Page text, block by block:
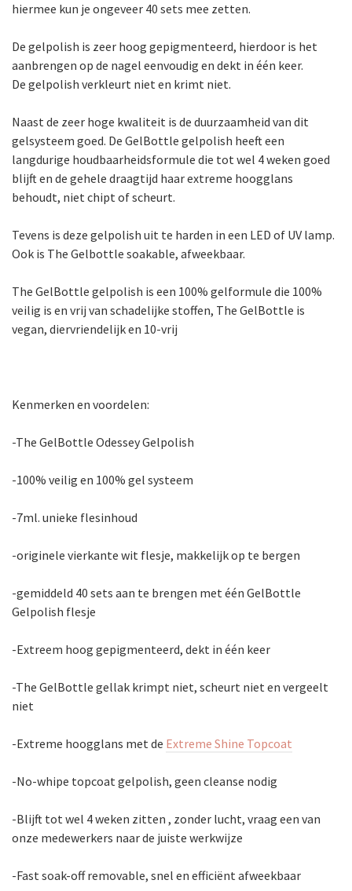
hiermee kun je ongeveer 40 sets mee zetten.
De gelpolish is zeer hoog gepigmenteerd, hierdoor is het
aanbrengen op de nagel eenvoudig en dekt in één keer.
De gelpolish verkleurt niet en krimt niet.
Naast de zeer hoge kwaliteit is de duurzaamheid van dit
gelsysteem goed. De GelBottle gelpolish heeft een
langdurige houdbaarheidsformule die tot wel 4 weken goed
blijft en de gehele draagtijd haar extreme hoogglans
behoudt, niet chipt of scheurt.
Tevens is deze gelpolish uit te harden in een LED of UV lamp.
Ook is The Gelbottle soakable, afweekbaar.
The GelBottle gelpolish is een 100% gelformule die 100%
veilig is en vrij van schadelijke stoffen, The GelBottle is
vegan, diervriendelijk en 10-vrij
Kenmerken en voordelen:
-The GelBottle Odessey Gelpolish
-100% veilig en 100% gel systeem
-7ml. unieke flesinhoud
-originele vierkante wit flesje, makkelijk op te bergen
-gemiddeld 40 sets aan te brengen met één GelBottle
Gelpolish flesje
-Extreem hoog gepigmenteerd, dekt in één keer
-The GelBottle gellak krimpt niet, scheurt niet en vergeelt
niet
-Extreme hoogglans met de Extreme Shine Topcoat
-No-whipe topcoat gelpolish, geen cleanse nodig
-Blijft tot wel 4 weken zitten , zonder lucht, vraag een van
onze medewerkers naar de juiste werkwijze
-Fast soak-off removable, snel en efficiënt afweekbaar